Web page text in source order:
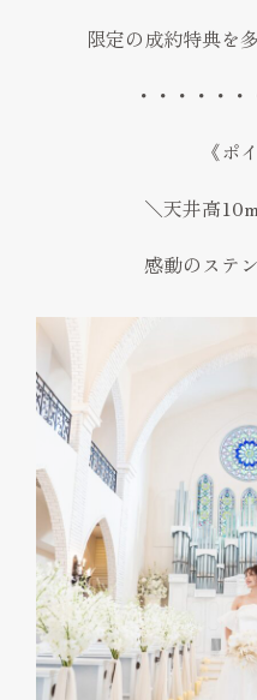
限定の成約特典を
・・・・・
《ポ
＼天井高
感動のステ